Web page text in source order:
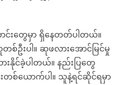
းတွေမှာ ရှိနေတတ်ပါတယ်။
စ်ဦးပါ။ ဆုဖလားအောင်မြင်မှု
နိုင်ခဲ့ပါတယ်။ နည်းပြတွေ
စ်ယောက်ပါ။ သူနဲ့ရင်ဆိုင်ရမှာ